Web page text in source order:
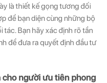
là thiết kế gọng tương đối
để bạn diện cùng những bộ
Bạn hãy xác định rõ tần
để đưa ra quyết định đầu tư
cho người ưu tiên phong